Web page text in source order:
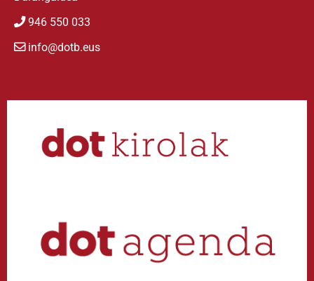
946 550 033
info@dotb.eus